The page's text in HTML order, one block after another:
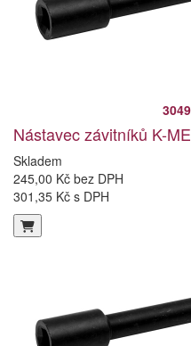
Nástavec závitníků K-
Skladem
245,00 Kč bez DPH
301,35 Kč s DPH